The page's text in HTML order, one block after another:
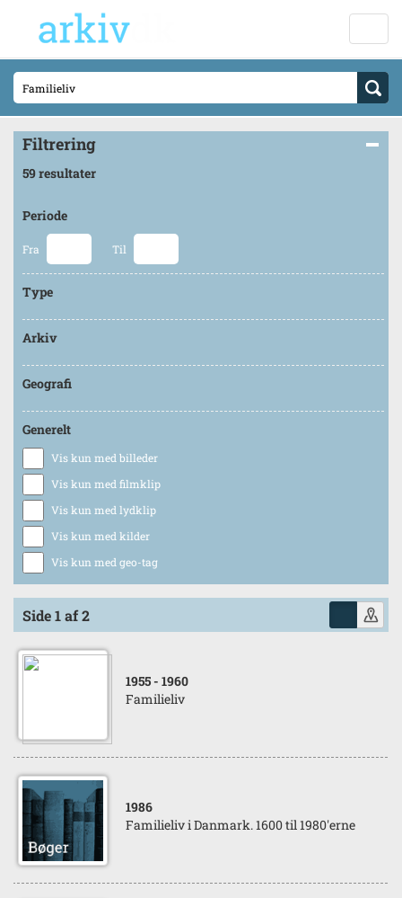
Filtrering
59 resultater
Periode
Fra Til
Type
Arkiv
Geografi
Generelt
Vis kun med billeder
Vis kun med filmklip
Vis kun med lydklip
Vis kun med kilder
Vis kun med geo-tag
Side 1 af 2
1955 - 1960
Familieliv
1986
Familieliv i Danmark. 1600 til 1980'erne